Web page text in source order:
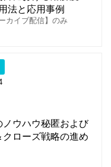
法と応用事例
カイブ配信】のみ
ノウハウ秘匿および
ローズ戦略の進め